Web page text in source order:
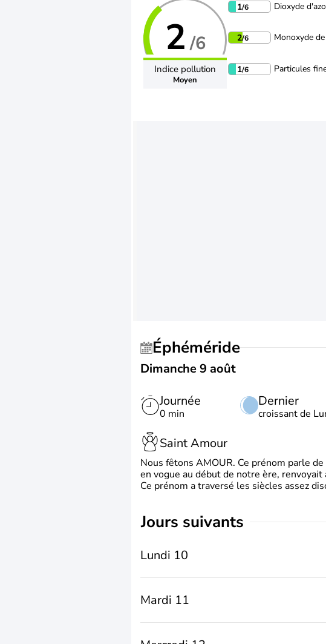
2 /6
Indice pollution
Moyen
1/6 Dioxyde
2/6 Monoxyde
1/6 Particules
Éphéméride
Dimanche 9 août
Journée
0 min
Dernier
croissant de
Saint Amour
Nous fêtons AMOUR. Ce prénom parle
en vogue au début de notre ère,
Ce prénom a traversé les siècles assez
jours suivants
Lundi 10
Mardi 11